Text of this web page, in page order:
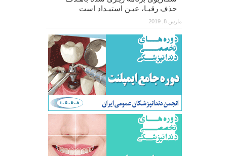
حذف رقبـا، عیـن استبـداد است
مارس 8, 2019